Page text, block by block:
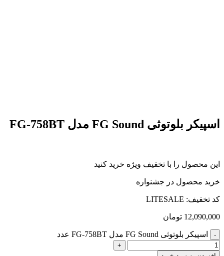
اسپیکر بلوتوثی FG Sound مدل FG-758BT
این محصول را با تخفیف ویژه خرید کنید
خرید محصول در جشنواره
کد تخفیف: LITESALE
12,090,000 تومان
اسپیکر بلوتوثی FG Sound مدل FG-758BT عدد